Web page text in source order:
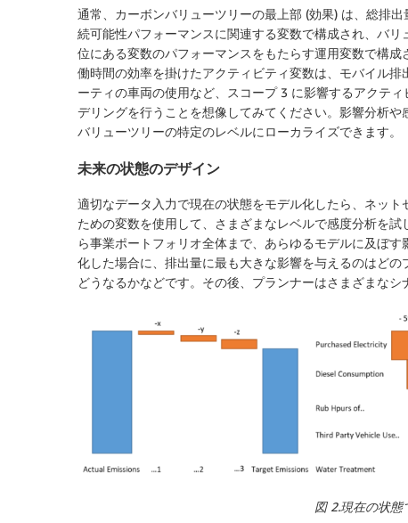
通常、カーボンバリューツリーの最上部 (効果) は、総排
続可能性パフォーマンスに関連する変数で構成され、バ
位にある変数のパフォーマンスをもたらす運用変数で構
働時間の効率を掛けたアクティビティ変数は、モバイル
ーティの車両の使用など、スコープ 3 に影響するアクテ
デリングを行うことを想像してみてください。影響分析
バリューツリーの特定のレベルにローカライズできます。
未来の状態のデザイン
適切なデータ入力で現在の状態をモデル化したら、ネッ
ための変数を使用して、さまざまなレベルで感度分析を
ら事業ポートフォリオ全体まで、あらゆるモデルに及ぼ
化した場合に、排出量に最も大きな影響を与えるのはど
どうなるかなどです。その後、プランナーはさまざまな
図 2.現在の状態